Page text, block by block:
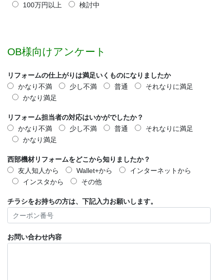
100万円以上
検討中
OB様向けアンケート
リフォームの仕上がりは満足いくものになりましたか
かなり不満
少し不満 普通
それなりに満足
かなり満足
リフォーム担当者の対応はいかがでしたか？
かなり不満
少し不満 普通
それなりに満足
かなり満足
西部機材リフォームをどこから知りましたか？
友人知人から
Wallet+から
インターネットから
インスタから
その他
チラシをお持ちの方は、下記入力お願いします。
お問い合わせ内容